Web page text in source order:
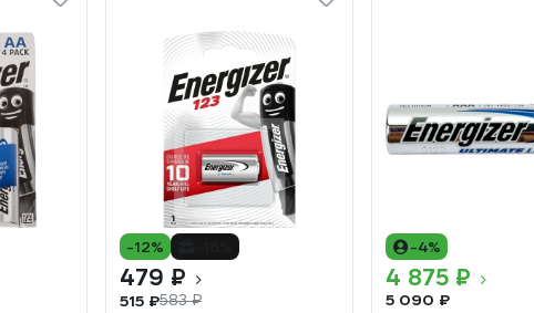
-12%
479 ₽
515 ₽583 ₽
-4%
4 875 ₽
5 090 ₽